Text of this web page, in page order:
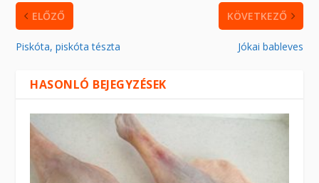
ELŐZŐ
Piskóta, piskóta tészta
KÖVETKEZŐ
Jókai bableves
HASONLÓ BEJEGYZÉSEK